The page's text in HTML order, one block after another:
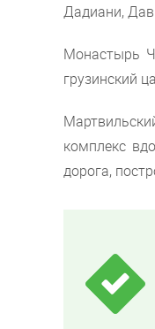
Дадиани,
Монастырь
грузинский
комплекс
дорога,